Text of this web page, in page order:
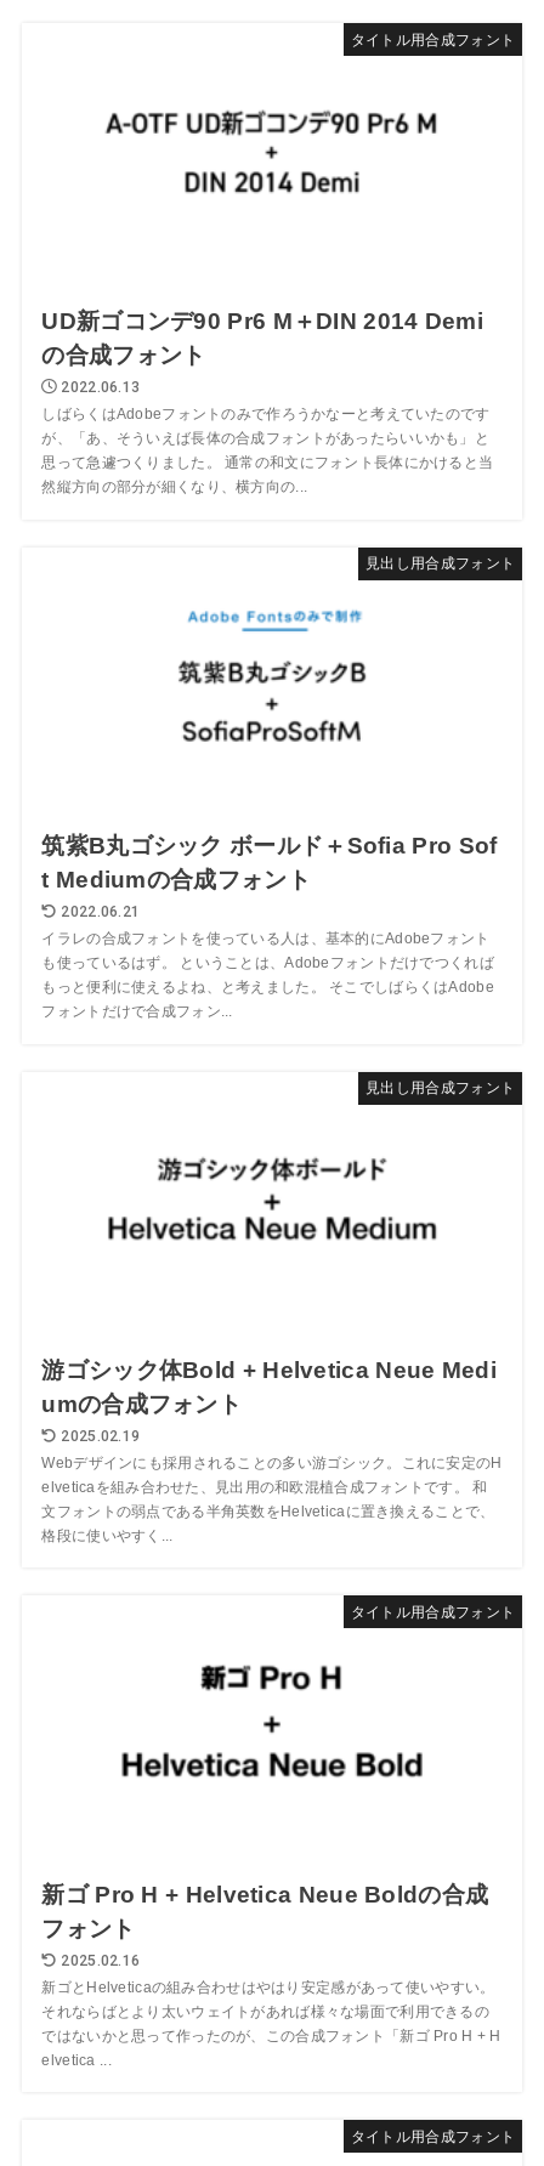
タイトル用合成フォント
UD新ゴコンデ90 Pr6 M＋DIN 2014 Demi
の合成フォント
2022.06.13
しばらくはAdobeフォントのみで作ろうかなーと考えていたのです
が、「あ、そういえば長体の合成フォントがあったらいいかも」と
思って急遽つくりました。 通常の和文にフォント長体にかけると当
然縦方向の部分が細くなり、横方向の...
見出し用合成フォント
筑紫B丸ゴシック ボールド＋Sofia Pro Sof
t Mediumの合成フォント
2022.06.21
イラレの合成フォントを使っている人は、基本的にAdobeフォント
も使っているはず。 ということは、Adobeフォントだけでつくれば
もっと便利に使えるよね、と考えました。 そこでしばらくはAdobe
フォントだけで合成フォン...
見出し用合成フォント
游ゴシック体Bold + Helvetica Neue Medi
umの合成フォント
2025.02.19
Webデザインにも採用されることの多い游ゴシック。これに安定のH
elveticaを組み合わせた、見出用の和欧混植合成フォントです。 和
文フォントの弱点である半角英数をHelveticaに置き換えることで、
格段に使いやすく...
タイトル用合成フォント
新ゴ Pro H + Helvetica Neue Boldの合成
フォント
2025.02.16
新ゴとHelveticaの組み合わせはやはり安定感があって使いやすい。
それならばとより太いウェイトがあれば様々な場面で利用できるの
ではないかと思って作ったのが、この合成フォント「新ゴ Pro H + H
elvetica ...
タイトル用合成フォント